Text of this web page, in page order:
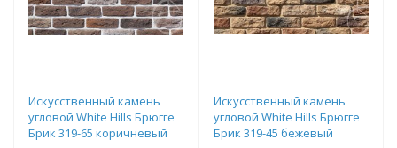
Искусственный камень
угловой White Hills Брюгге
Брик 319-65 коричневый
Искусственный камень
угловой White Hills Брюгге
Брик 319-45 бежевый